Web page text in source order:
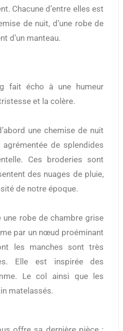
Chacune d’entre elles est
de nuit, d’une robe de
d’un manteau.
et la colère.
une chemise de nuit
de splendides
Ces broderies sont
des nuages de pluie,
de notre époque.
une robe de chambre grise
par un nœud proéminant
les manches sont très
Elle est inspirée des
Le col ainsi que les
matelassés.